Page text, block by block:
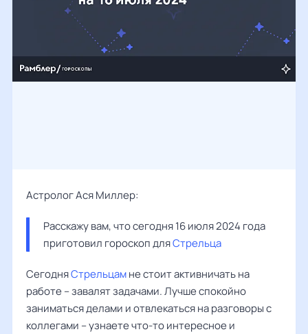
Астролог Ася Миллер:
Расскажу вам, что сегодня 16 июля 2024 года
приготовил гороскоп для Стрельца
СегодняСтрельцамне стоит активничать на
работе – завалят задачами. Лучше спокойно
заниматься делами и отвлекаться на разговоры с
коллегами – узнаете что-то интересное и